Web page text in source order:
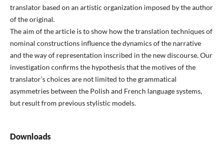
translator based on an artistic organization imposed by the author
of the original.
The aim of the article is to show how the translation techniques of
nominal constructions influence the dynamics of the narrative
and the way of representation inscribed in the new discourse. Our
investigation confirms the hypothesis that the motives of the
translator’s choices are not limited to the grammatical
asymmetries between the Polish and French language systems,
but result from previous stylistic models.
Downloads